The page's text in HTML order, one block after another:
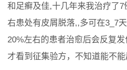
和足癣及佳,十几年来我治疗了
右患处有皮屑脱落,,多可在3_7
20%左右的患者治愈后会反复
才看到征集验方，不知道能不能